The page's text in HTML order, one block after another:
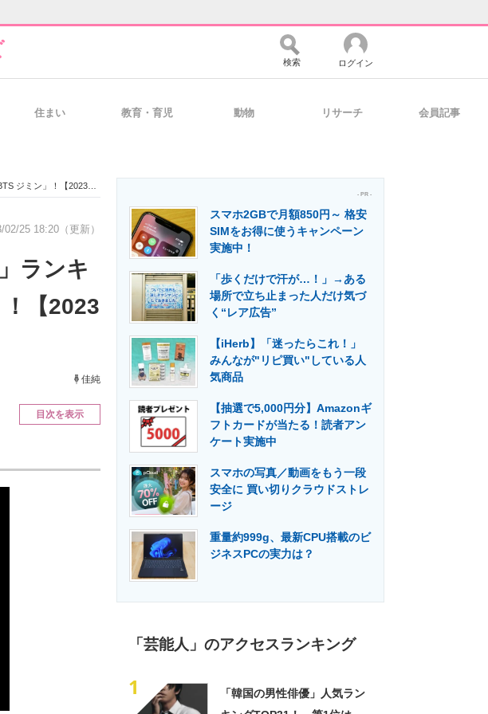
経営リーダーのコミュニティ マーケ×ITの今がよく分かる
製造業のIT導入・活用を支援
エネルギーの専門メディア 建設×テクノロジーの最前線
検索 ログイン
住まい 教育・育児 動物 リサーチ 会員記事
【2023年最新調査結果】
02/25 18:20（更新）
ランキ
【2023
佳純
目次を表示
- PR -
スマホ2GBで月額850円～ 格安
SIMをお得に使うキャンペーン
実施中！
「歩くだけで汗が…！」→ある
場所で立ち止まった人だけ気づ
く“レア広告”
【iHerb】「迷ったらこれ！」
みんなが"リピ買い"している人
気商品
【抽選で5,000円分】Amazonギ
フトカードが当たる！読者アン
ケート実施中
スマホの写真／動画をもう一段
安全に 買い切りクラウドストレ
ージ
重量約999g、最新CPU搭載のビ
ジネスPCの実力は？
「芸能人」のアクセスランキング
1
「韓国の男性俳優」人気ラン